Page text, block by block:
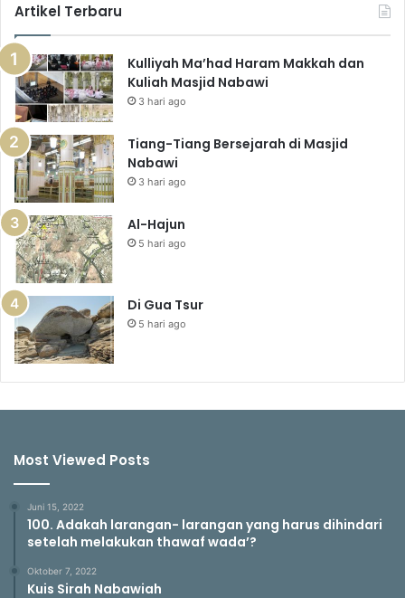
Artikel Terbaru
Kulliyah Ma’had Haram Makkah dan
Kuliah Masjid Nabawi
3 hari ago
Tiang-Tiang Bersejarah di Masjid
Nabawi
3 hari ago
Al-Hajun
5 hari ago
Di Gua Tsur
5 hari ago
Most Viewed Posts
Juni 15, 2022
100. Adakah larangan- larangan yang harus dihindari
setelah melakukan thawaf wada’?
Oktober 7, 2022
Kuis Sirah Nabawiah